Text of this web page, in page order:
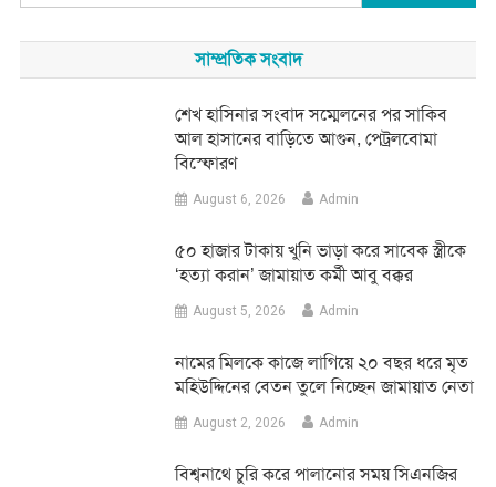
সাম্প্রতিক সংবাদ
শেখ হাসিনার সংবাদ সম্মেলনের পর সাকিব
আল হাসানের বাড়িতে আগুন, পেট্রলবোমা
বিস্ফোরণ
August 6, 2026 Admin
৫০ হাজার টাকায় খুনি ভাড়া করে সাবেক স্ত্রীকে
‘হত্যা করান’ জামায়াত কর্মী আবু বক্কর
August 5, 2026 Admin
নামের মিলকে কাজে লাগিয়ে ২০ বছর ধরে মৃত
মহিউদ্দিনের বেতন তুলে নিচ্ছেন জামায়াত নেতা
August 2, 2026 Admin
‎বিশ্বনাথে চুরি করে পালানোর সময় সিএনজির